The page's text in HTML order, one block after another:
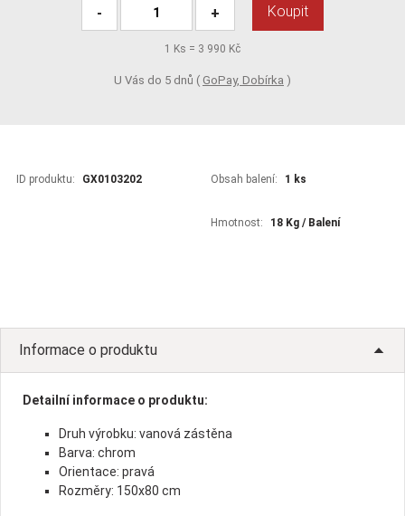
- + Koupit
1 Ks = 3 990 Kč
U Vás do 5 dnů ( GoPay, Dobírka )
ID produktu: GX0103202 Obsah balení: 1 ks
Hmotnost: 18 Kg / Balení
Informace o produktu
Detailní informace o produktu:
Druh výrobku: vanová zástěna
Barva: chrom
Orientace: pravá
Rozměry: 150x80 cm